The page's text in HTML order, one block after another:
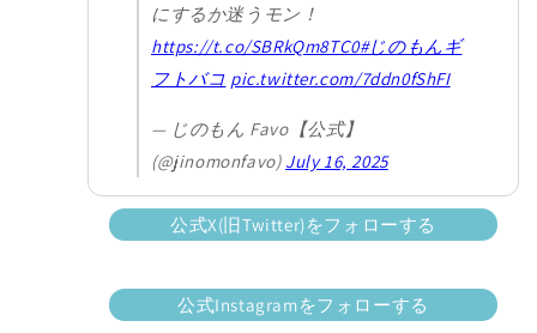
にするか迷うモン！
https://t.co/SBRkQm8TC0#じのもんギ
フトバコ pic.twitter.com/7ddn0fShFI
— じのもん Favo【公式】
(@jinomonfavo) July 16, 2025
公式X(旧Twitter)をフォローする
公式Instagramをフォローする